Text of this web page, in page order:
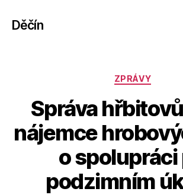
Děčín
Rubriky
ZPRÁVY
Správa
nájemce
o spolupráci
podzimním
A
u